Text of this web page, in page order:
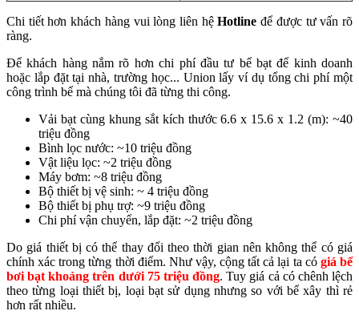
Chi tiết hơn khách hàng vui lòng liên hệHotline để được tư vấn rõ
ràng.
Để khách hàng nắm rõ hơn chi phí đầu tư bể bạt để kinh doanh
hoặc lắp đặt tại nhà, trường học... Union lấy ví dụ tổng chi phí một
công trình bể mà chúng tôi đã từng thi công.
Vải bạt cùng khung sắt kích thước 6.6 x 15.6 x 1.2 (m): ~40
triệu đồng
Bình lọc nước: ~10 triệu đồng
Vật liệu lọc: ~2 triệu đồng
Máy bơm: ~8 triệu đồng
Bộ thiết bị vệ sinh: ~ 4 triệu đồng
Bộ thiết bị phụ trợ: ~9 triệu đồng
Chi phí vận chuyển, lắp đặt: ~2 triệu đồng
Do giá thiết bị có thể thay đổi theo thời gian nên không thể có giá
chính xác trong từng thời điểm. Như vậy, cộng tất cả lại ta có giá bể
bơi bạt khoảng trên dưới 75 triệu đồng. Tuy giá cả có chênh lệch
theo từng loại thiết bị, loại bạt sử dụng nhưng so với bể xây thì rẻ
hơn rất nhiều.